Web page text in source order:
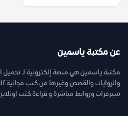
عن مكتبة ياسمين
مكتبة ياسمين هي منصة إلكترونية لـ تحميل
سيرفرات وروابط مباشرة و قراءة كتب